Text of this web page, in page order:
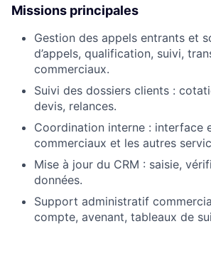
Missions principales
Gestion des appels entrants et
d’appels, qualification, suivi,
commerciaux.
Suivi des dossiers clients :
devis, relances.
Coordination interne : interface
commerciaux et les autres
Mise à jour du CRM : saisie,
données.
Support administratif
compte, avenant, tableaux de